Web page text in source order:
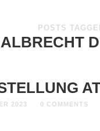
POSTS
ALBRECHT
2023 0 COMMENTS